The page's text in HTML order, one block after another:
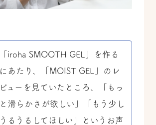
「iroha SMOOTH GEL」を作る
にあたり、「MOIST GEL」のレ
ビューを見ていたところ、「もっ
と滑らかさが欲しい」「もう少し
うるうるしてほしい」というお声